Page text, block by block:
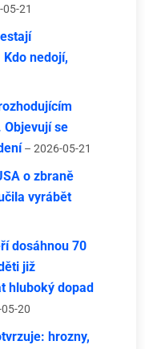
21
nedojí,
se
– 2026-05-21
o zbraně
vyrábět
dosáhnou 70
již
hluboký dopad
20
hrozny,